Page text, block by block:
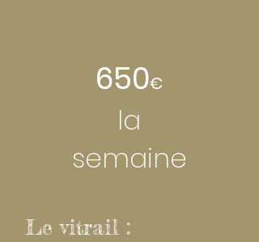
650€
la
semaine
Le vitrail :